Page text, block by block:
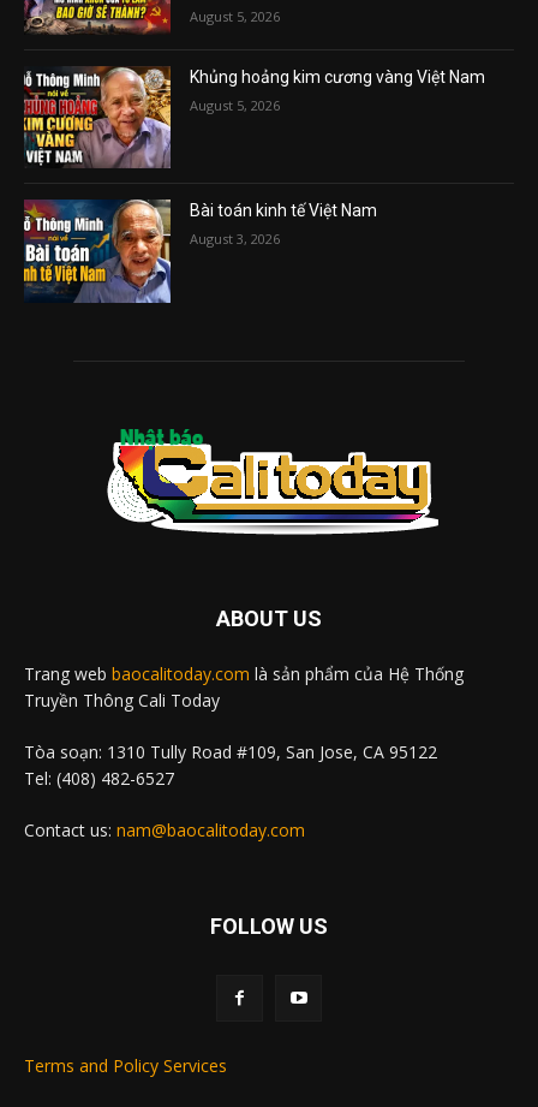
August 5, 2026
Khủng hoảng kim cương vàng Việt Nam
August 5, 2026
Bài toán kinh tế Việt Nam
August 3, 2026
ABOUT US
Trang web baocalitoday.com là sản phẩm của Hệ Thống
Truyền Thông Cali Today
Tòa soạn: 1310 Tully Road #109, San Jose, CA 95122
Tel: (408) 482-6527
Contact us: nam@baocalitoday.com
FOLLOW US
Terms and Policy Services